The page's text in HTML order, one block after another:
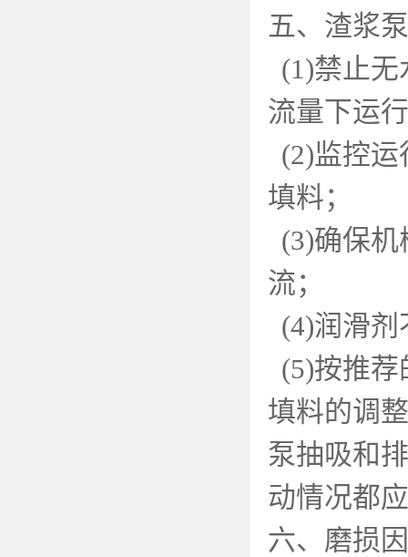
五、渣浆
(1)禁止无
流量下运
(2)监控
填料；
(3)确保机
流；
(4)润滑剂
(5)按推荐
填料的调
泵抽吸和
动情况都
六、磨损